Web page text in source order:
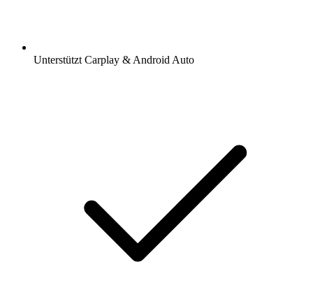
Unterstützt Carplay & Android Auto